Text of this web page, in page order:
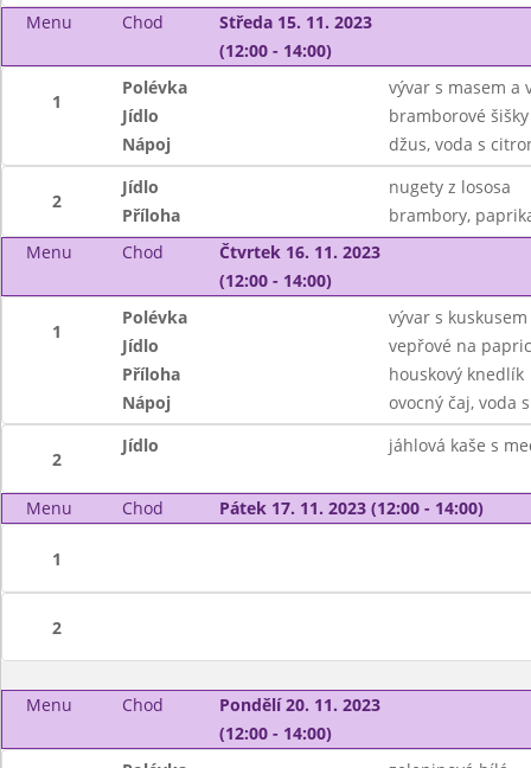
Menu Chod
Středa 15. 11. 2023
(12:00 - 14:00)
1
Polévka
vývar s masem a
Jídlo
bramborové
Nápoj
džus, voda s
2
Jídlo
nugety z lososa
Příloha
brambory,
Menu
Chod
Čtvrtek 16. 11. 2023
(12:00 - 14:00)
1
Polévka
vývar s kuskusem
Jídlo
vepřové na
Příloha
houskový knedlík
Nápoj
ovocný čaj, voda
2
Jídlo jáhlová kaše s
Menu Chod Pátek 17. 11. 2023 (12:00 - 14:00)
1
2
Menu Chod
Pondělí 20. 11. 2023
(12:00 - 14:00)